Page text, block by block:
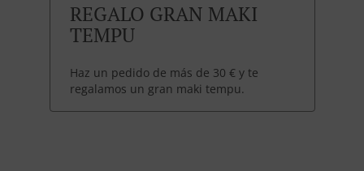
REGALO GRAN MAKI
TEMPU
Haz un pedido de más de 30 € y te
regalamos un gran maki tempu.